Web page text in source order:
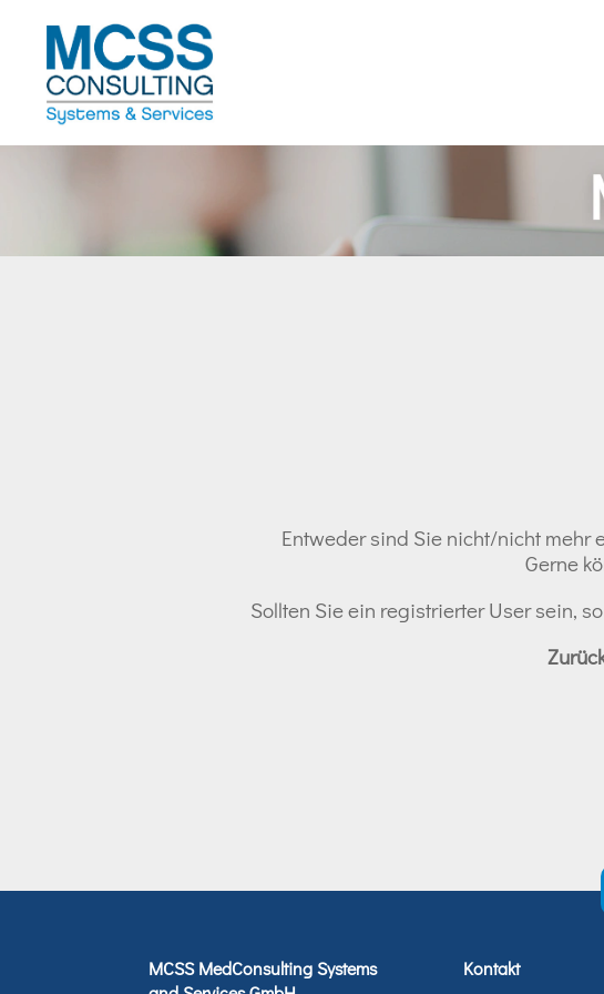
Entweder sind Sie nicht/nicht mehr
Gerne
Sollten Sie ein registrierter User sein,
MCSS MedConsulting Systems
Kontakt